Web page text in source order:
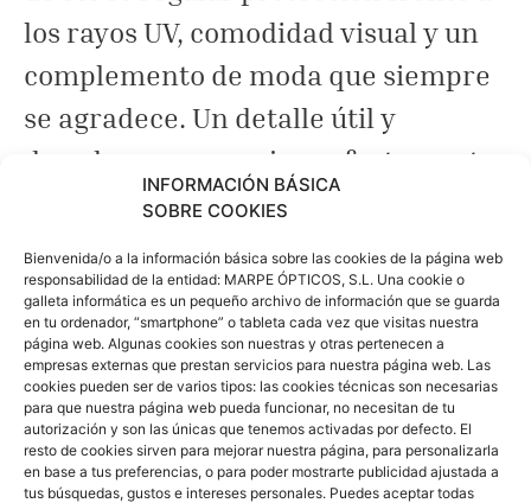
INFORMACIÓN BÁSICA
SOBRE COOKIES
Bienvenida/o a la información básica sobre las cookies de la página web
responsabilidad de la entidad: MARPE ÓPTICOS, S.L. Una cookie o
galleta informática es un pequeño archivo de información que se guarda
en tu ordenador, “smartphone” o tableta cada vez que visitas nuestra
página web. Algunas cookies son nuestras y otras pertenecen a
empresas externas que prestan servicios para nuestra página web. Las
cookies pueden ser de varios tipos: las cookies técnicas son necesarias
para que nuestra página web pueda funcionar, no necesitan de tu
autorización y son las únicas que tenemos activadas por defecto. El
resto de cookies sirven para mejorar nuestra página, para personalizarla
en base a tus preferencias, o para poder mostrarte publicidad ajustada a
tus búsquedas, gustos e intereses personales. Puedes aceptar todas
los rayos UV, comodidad visual y un
complemento de moda que siempre
se agradece. Un detalle útil y
duradero que encaja perfectamente
como regalo navideño.